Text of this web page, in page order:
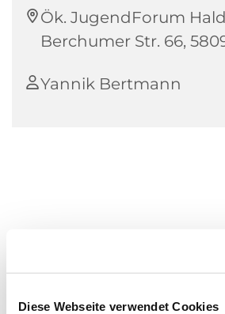
Diese Webseite verwendet Cookies
Ök. JugendForum
Berchumer Str. 66,
Yannik Bertmann